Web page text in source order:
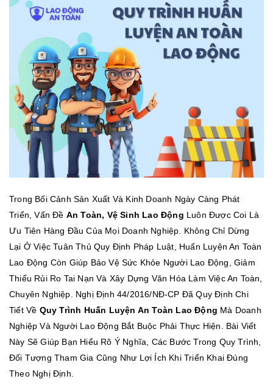
Trong Bối Cảnh Sản Xuất Và Kinh Doanh Ngày Càng Phát
Triển, Vấn Đề An Toàn, Vệ Sinh Lao Động Luôn Được Coi Là
Ưu Tiên Hàng Đầu Của Mọi Doanh Nghiệp. Không Chỉ Dừng
Lại Ở Việc Tuân Thủ Quy Định Pháp Luật, Huấn Luyện An Toàn
Lao Động Còn Giúp Bảo Vệ Sức Khỏe Người Lao Động, Giảm
Thiểu Rủi Ro Tai Nạn Và Xây Dựng Văn Hóa Làm Việc An Toàn,
Chuyên Nghiệp. Nghị Định 44/2016/NĐ-CP Đã Quy Định Chi
Tiết Về Quy Trình Huấn Luyện An Toàn Lao Động Mà Doanh
Nghiệp Và Người Lao Động Bắt Buộc Phải Thực Hiện. Bài Viết
Này Sẽ Giúp Bạn Hiểu Rõ Ý Nghĩa, Các Bước Trong Quy Trình,
Đối Tượng Tham Gia Cũng Như Lợi Ích Khi Triển Khai Đúng
Theo Nghị Định.